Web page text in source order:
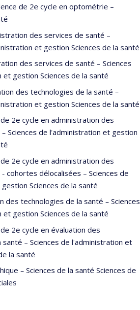
de 2e cycle en optométrie –
des services de santé –
et gestion Sciences de la santé
des services de santé – Sciences
gestion Sciences de la santé
des technologies de la santé –
et gestion Sciences de la santé
2e cycle en administration des
Sciences de l'administration et gestion
2e cycle en administration des
cohortes délocalisées – Sciences de
Sciences de la santé
des technologies de la santé – Sciences
gestion Sciences de la santé
2e cycle en évaluation des
– Sciences de l'administration et
la santé
– Sciences de la santé Sciences de